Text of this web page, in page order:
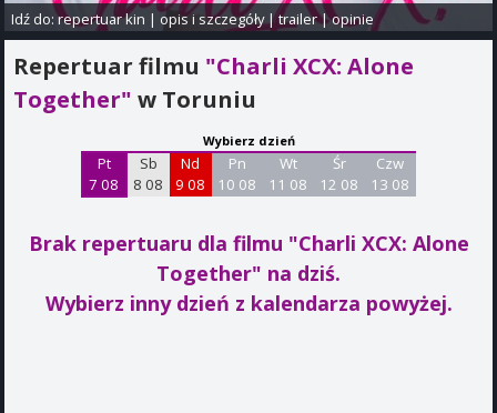
Idź do:repertuar kin |opis i szczegóły|trailer|opinie
Repertuar filmu "Charli XCX: Alone
Together" w Toruniu
Wybierz dzień
Pt
7 08
Sb
8 08
Nd
9 08
Pn
10 08
Wt
11 08
Śr
12 08
Czw
13 08
Brak repertuaru dla filmu "Charli XCX: Alone
Together" na dziś.
Wybierz inny dzień z kalendarza powyżej.